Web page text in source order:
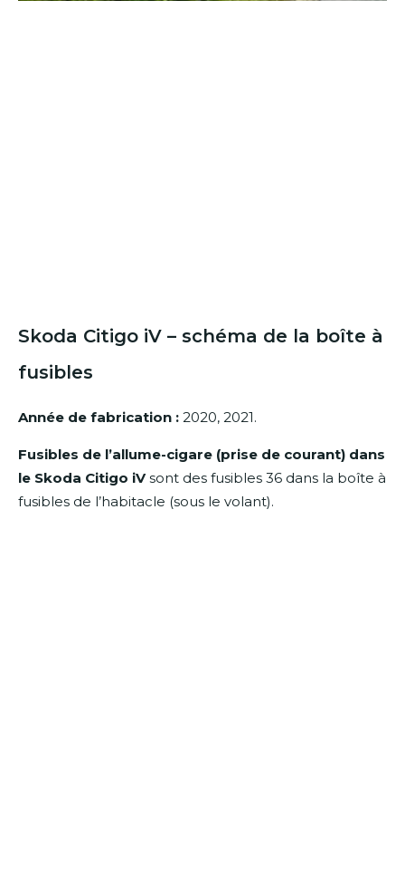
Skoda Citigo iV – schéma de la boîte à
fusibles
Année de fabrication : 2020, 2021.
Fusibles de l’allume-cigare (prise de courant) dans
le Skoda Citigo iVsont des fusibles 36 dans la boîte à
fusibles de l’habitacle (sous le volant).